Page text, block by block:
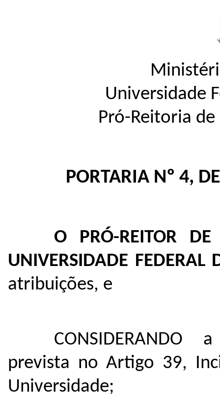
Universidade
Pró-Reitoria de
PORTARIA Nº 4,
O PRÓ-REITOR
UNIVERSIDADE FEDERAL
atribuições, e
prevista no Artigo 39,
Universidade;